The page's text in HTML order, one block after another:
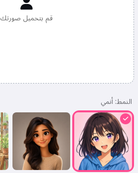
قم بتحميل صورتك
النمط:أنمي